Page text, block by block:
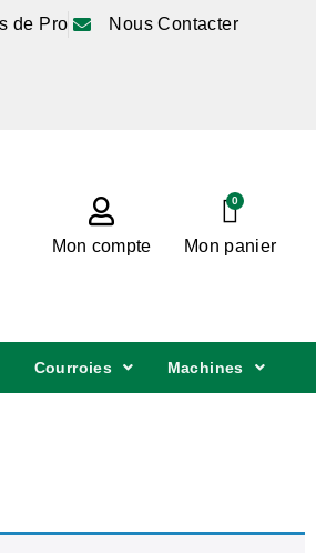
de Pro Nous Contacter
Mon compte
0
Mon panier
Courroies Machines